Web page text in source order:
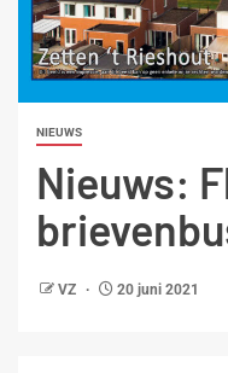
NIEUWS
Nieuws:
VZ 20 juni 2021